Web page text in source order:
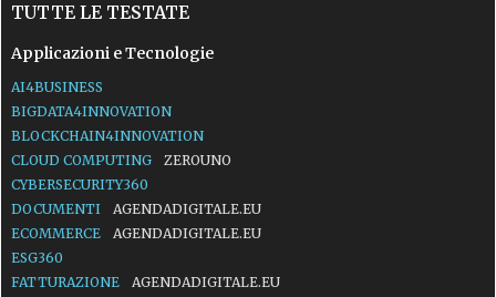
TUTTE LE TESTATE
Applicazioni e Tecnologie
AI4BUSINESS
BIGDATA4INNOVATION
BLOCKCHAIN4INNOVATION
CLOUD COMPUTING
ZEROUNO
CYBERSECURITY360
DOCUMENTI
AGENDADIGITALE.EU
ECOMMERCE
AGENDADIGITALE.EU
ESG360
FATTURAZIONE
AGENDADIGITALE.EU